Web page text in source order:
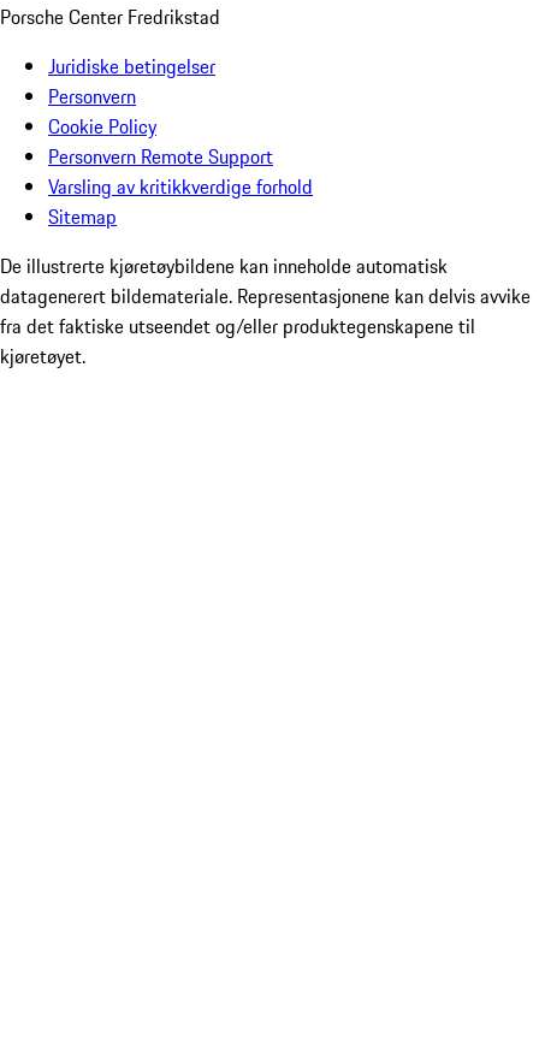
Porsche Center Fredrikstad
Juridiske betingelser
Personvern
Cookie Policy
Personvern Remote Support
Varsling av kritikkverdige forhold
Sitemap
De illustrerte kjøretøybildene kan inneholde automatisk
datagenerert bildemateriale. Representasjonene kan delvis avvike
fra det faktiske utseendet og/eller produktegenskapene til
kjøretøyet.